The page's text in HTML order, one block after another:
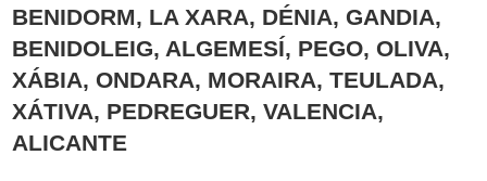
BENIDORM, LA XARA, DÉNIA, GANDIA,
BENIDOLEIG, ALGEMESÍ, PEGO, OLIVA,
XÁBIA, ONDARA, MORAIRA, TEULADA,
XÁTIVA, PEDREGUER, VALENCIA,
ALICANTE